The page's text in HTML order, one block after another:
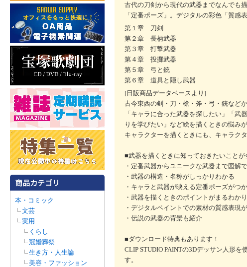
本・コミック
文芸
実用
くらし
冠婚葬祭
生き方・人生論
美容・ファッション
古代の刀剣から現代の武器までなんでも
「定番ポーズ」。デジタルの彩色「質感
第１章 刀剣
第２章 長柄武器
第３章 打撃武器
第４章 投擲武器
第５章 弓と銃
第６章 道具と隠し武器
[日販商品データベースより]
古今東西の剣・刀・槍・斧・弓・銃など
「キャラに合った武器を探したい」「
りを学びたい」など絵を描くときの悩み
キャラクターを描くときにも、キャラク
■武器を描くときに知っておきたいことが
・定番武器からユニークな武器まで図解
・武器の構造・名称がしっかりわかる
・キャラと武器が映える定番ポーズがつ
・武器を描くときのポイントがまるわかり
・デジタルペイントでの素材の質感表現
・伝説の武器の背景も紹介
■ダウンロード特典もあります！
CLIP STUDIO PAINTの3Dデッサン人形
す。